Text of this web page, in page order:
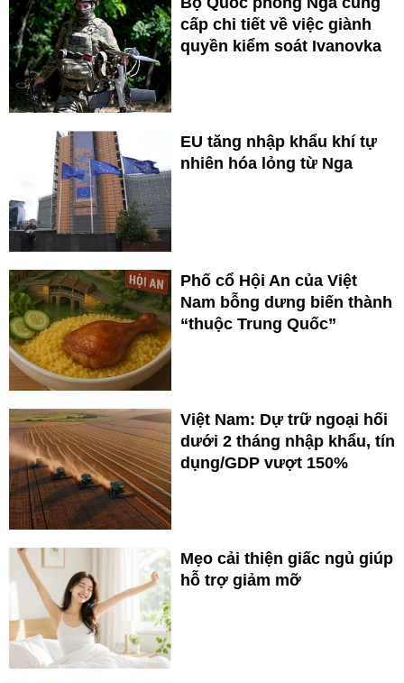
cấp chi tiết về việc giành
quyền kiểm soát Ivanovka
EU tăng nhập khẩu khí tự
nhiên hóa lỏng từ Nga
Phố cổ Hội An của Việt
Nam bỗng dưng biến thành
“thuộc Trung Quốc”
Việt Nam: Dự trữ ngoại hối
dưới 2 tháng nhập khẩu, tín
dụng/GDP vượt 150%
Mẹo cải thiện giấc ngủ giúp
hỗ trợ giảm mỡ